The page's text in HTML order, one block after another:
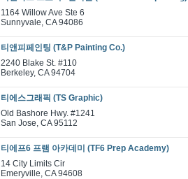
1164 Willow Ave Ste 6
Sunnyvale, CA 94086
티앤피페인팅 (T&P Painting Co.)
2240 Blake St. #110
Berkeley, CA 94704
티에스그래픽 (TS Graphic)
Old Bashore Hwy. #1241
San Jose, CA 95112
티에프6 프램 아카데미 (TF6 Prep Academy)
14 City Limits Cir
Emeryville, CA 94608